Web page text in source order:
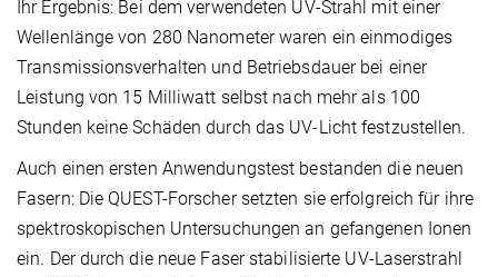
Ihr Ergebnis: Bei dem verwendeten UV-Strahl mit einer
Wellenlänge von 280 Nanometer waren ein einmodiges
Transmissionsverhalten und Betriebsdauer bei einer
Leistung von 15 Milliwatt selbst nach mehr als 100
Stunden keine Schäden durch das UV-Licht festzustellen.
Auch einen ersten Anwendungstest bestanden die neuen
Fasern: Die QUEST-Forscher setzten sie erfolgreich für ihre
spektroskopischen Untersuchungen an gefangenen Ionen
ein. Der durch die neue Faser stabilisierte UV-Laserstrahl